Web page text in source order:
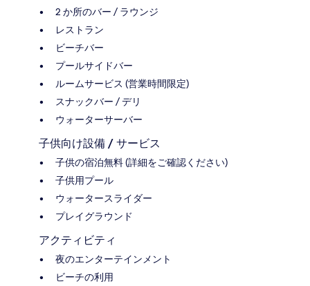
2 か所のバー / ラウンジ
レストラン
ビーチバー
プールサイドバー
ルームサービス (営業時間限定)
スナックバー / デリ
ウォーターサーバー
子供向け設備 / サービス
子供の宿泊無料 (詳細をご確認ください)
子供用プール
ウォータースライダー
プレイグラウンド
アクティビティ
夜のエンターテインメント
ビーチの利用